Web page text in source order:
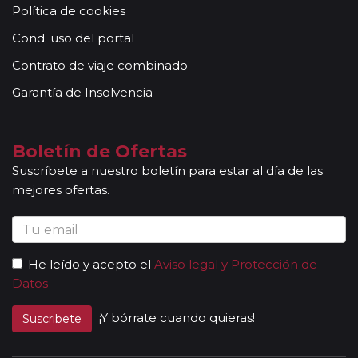
acompañantes, profesionales con mucha experiencia,
conocimientos y buena disposición para atender al
según itinerario, contará con la presencia de guías
locales que le permitirán conocer más a fondo la
portugués), en estos casos nuestros guías
acompañantes podrán dar las explicaciones en dos
idiomas diferentes. Según circuito, le atenderá en su
viaje un único guía-acompañante o bien cambiará de
guía-acompañante en función de la etapa. Los guías
acompañantes siempre estarán presentes en los
deben dedicación a la totalidad del grupo y no a una
persona en particular. En los momentos en que no
existen servicios incluidos en el programa, nuestros
guías pueden encontrarse realizando funciones bien
Política de cookies
Cond. uso del portal
Contrato de viaje combinado
Garantía de Insolvencia
Boletín de Ofertas
Suscríbete a nuestro boletín para estar al día de las
mejores ofertas.
He leído y acepto el Aviso legal y Protección de
Datos
Suscribete ¡Y bórrate cuando quieras!